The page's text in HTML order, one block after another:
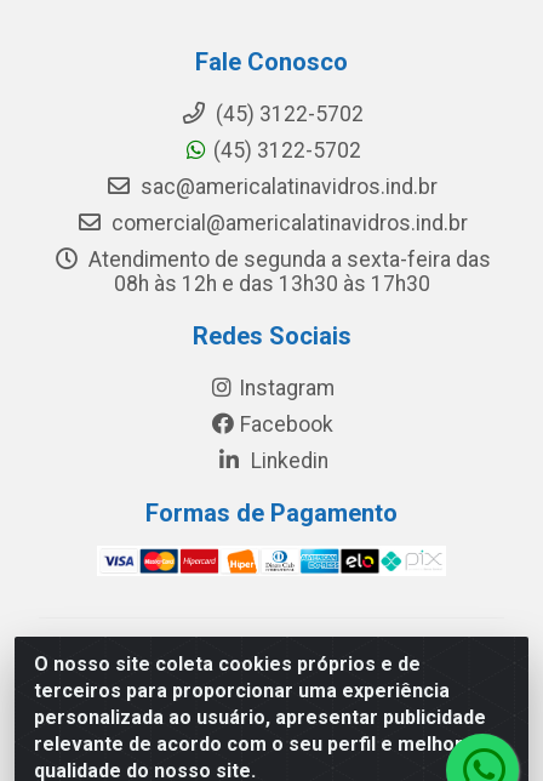
O nosso site coleta cookies próprios e de
terceiros para proporcionar uma experiência
personalizada ao usuário, apresentar publicidade
relevante de acordo com o seu perfil e melhorar a
qualidade do nosso site.
Fale Conosco
(45) 3122-5702
(45) 3122-5702
sac@americalatinavidros.ind.br
comercial@americalatinavidros.ind.br
Atendimento de segunda a sexta-feira das
08h às 12h e das 13h30 às 17h30
Redes Sociais
Instagram
Facebook
Linkedin
Formas de Pagamento
América Latina Indústria e Comércio de Vidros LTDA -
CNPJ 19.813.045/0001-03 - Rua Carlos Drummond de
Andrade, 151 Núcleo Industrial III – Cascavel/PR - CEP
85.811-530